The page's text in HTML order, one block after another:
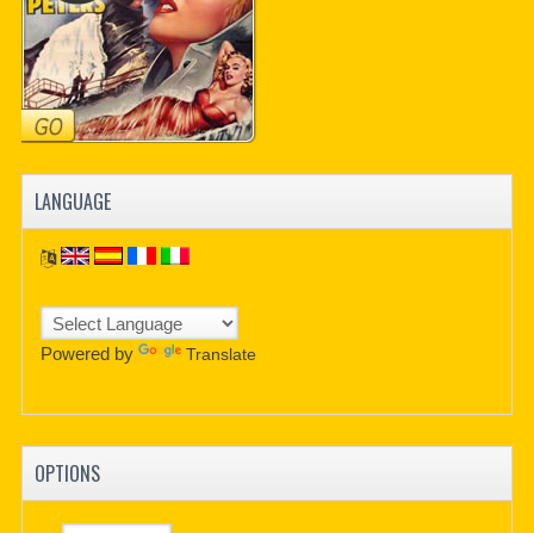
LANGUAGE
Powered by Translate
OPTIONS